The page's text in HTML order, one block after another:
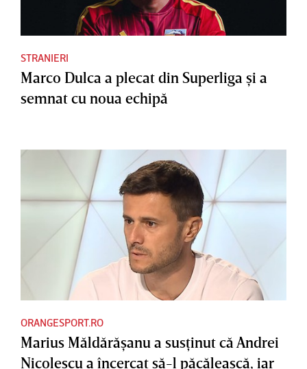
STRANIERI
Marco Dulca a plecat din Superliga şi a
semnat cu noua echipă
ORANGESPORT.RO
Marius Măldărăşanu a susţinut că Andrei
Nicolescu a încercat să-l păcălească, iar